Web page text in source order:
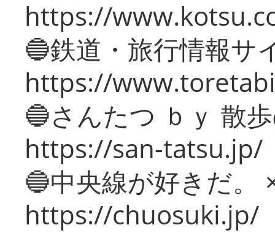
https://
🔵鉄道・旅行情報サ
https://
🔵さんたつ ｂｙ 散
https://san-tatsu.jp/
🔵中央線が好きだ。
https://chuosuki.jp/